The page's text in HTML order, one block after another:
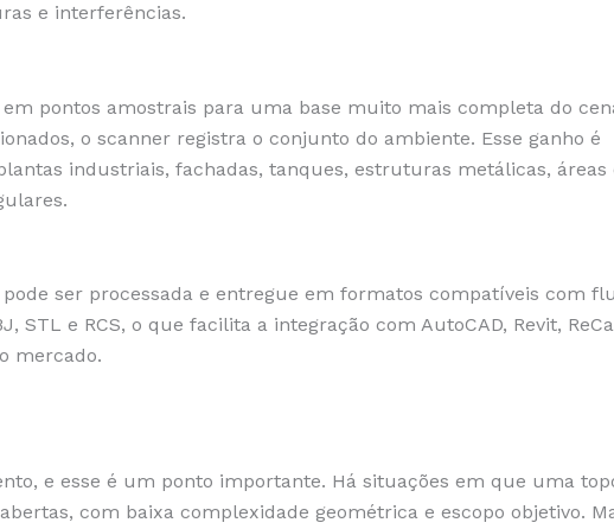
e interferências.
pontos amostrais para uma base muito mais completa do
o scanner registra o conjunto do ambiente. Esse ganho é
industriais, fachadas, tanques, estruturas metálicas, áreas
ser processada e entregue em formatos compatíveis com
STL e RCS, o que facilita a integração com AutoCAD, Revit,
mercado.
e esse é um ponto importante. Há situações em que uma
com baixa complexidade geométrica e escopo objetivo.